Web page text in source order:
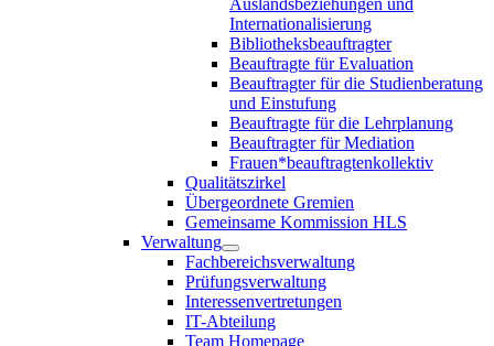
Internationalisierung
Bibliotheksbeauftragter
Beauftragte für Evaluation
Beauftragter für die Studienberatung
und Einstufung
Beauftragte für die Lehrplanung
Beauftragter für Mediation
Frauen*beauftragtenkollektiv
Qualitätszirkel
Übergeordnete Gremien
Gemeinsame Kommission HLS
Verwaltung
Fachbereichsverwaltung
Prüfungsverwaltung
Interessenvertretungen
IT-Abteilung
Team Homepage